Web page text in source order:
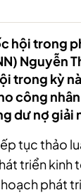
hội trong
Nguyễn
trong kỳ
công
dư nợ giải
tục thảo
triển kinh
phát